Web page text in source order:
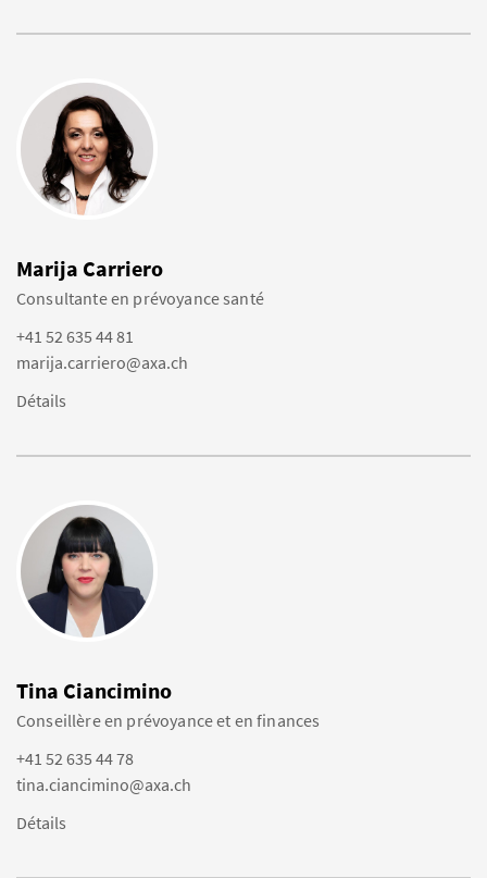
Marija Carriero
Consultante en prévoyance santé
+41 52 635 44 81
marija.carriero@axa.ch
Détails
Tina Ciancimino
Conseillère en prévoyance et en finances
+41 52 635 44 78
tina.ciancimino@axa.ch
Détails